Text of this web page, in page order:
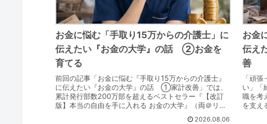
お金に悩む「手取り15万からの介護士」に
伝えたい『お金の大学』の話 ②お金を
育てる
前回の記事「お金に悩む『手取り15万からの介護士』
に伝えたい『お金の大学』の話 ①家計改善」では、
累計発行部数200万部を超えるベストセラー『【改訂
版】本当の自由を手に入れる お金の大学』（両＠リベ
大学長著）の考え方をもとに、収入を変えずに...
2026.08.06
お金
伝え
善
「頑
い」「
職を考
を支え
での